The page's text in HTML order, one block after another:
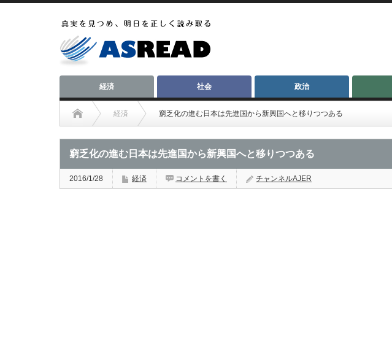
経済 社会 政治
経済 窮乏化の進む日本は先進国から新興国へと移りつつある
窮乏化の進む日本は先進国から新興国へと移りつつある
2016/1/28 経済 コメントを書く チャンネルAJER